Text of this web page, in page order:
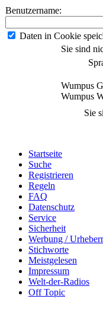
Benutzername:
Daten in Cookie
Sie sind
Wumpus
Wumpus
Sie
Startseite
Suche
Registrieren
Regeln
FAQ
Datenschutz
Service
Sicherheit
Werbung /
Stichworte
Meistgelesen
Impressum
Welt-der-Radios
Off Topic